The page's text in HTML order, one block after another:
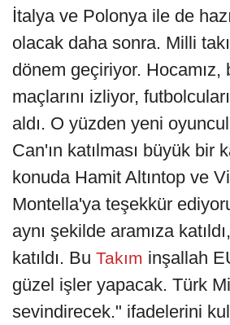
İtalya ve Polonya ile de
olacak daha sonra. Milli
dönem geçiriyor. Hocamız,
maçlarını izliyor,
aldı. O yüzden yeni
Can'ın katılması büyük bir
konuda Hamit Altıntop ve
Montella'ya teşekkür
aynı şekilde aramıza
katıldı. Bu Takım inşallah
güzel işler yapacak. Türk
sevindirecek." ifadelerini